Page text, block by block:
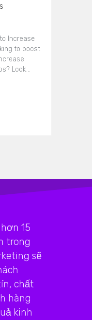
Increase
to boost
Look…
15
trong
sẽ
chất
hàng
kinh